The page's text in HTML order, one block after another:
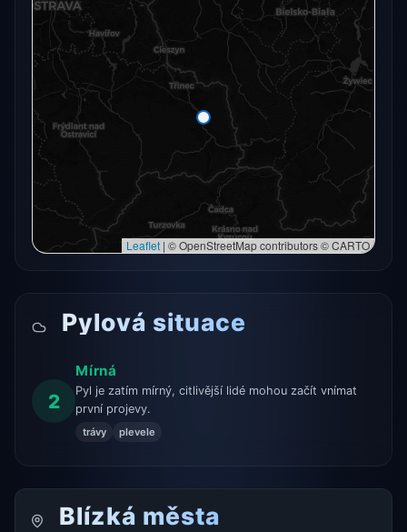
Radarový snímek momentálně není dostupný.
Otevřít v plné mapě
Zkusit znovu
Otevřít v plné mapě →
Leaflet | © OpenStreetMap contributors © CARTO
Pylová situace
2
Mírná
Pyl je zatím mírný, citlivější lidé mohou začít vnímat
první projevy.
trávy plevele
Blízká města